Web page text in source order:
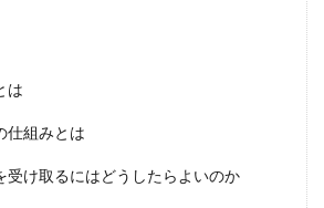
は
仕組みとは
受け取るにはどうしたらよいのか